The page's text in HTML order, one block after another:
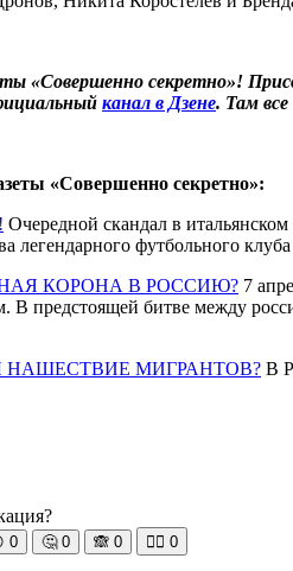
«Совершенно секретно»!
канал в Дзене. Там
«Совершенно секретно»:
Очередной скандал в
легендарного футбольного клуба
КОРОНА В РОССИЮ? 7
В предстоящей битве между
НАШЕСТВИЕ МИГРАНТОВ? В
0 🤔 0 🙈 0 🧘‍♀️ 0